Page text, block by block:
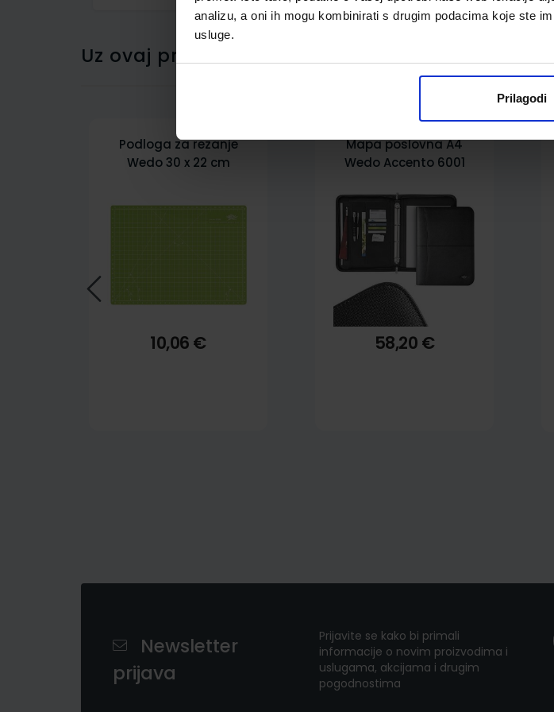
analizu, a oni ih mogu kombinirati s drugim podacima koje ste
usluge.
Prilagodi
Uz ovaj proizvod kupci su kupili i ovo…
Podloga za rezanje
Wedo 30 x 22 cm
10,06 €
Mapa poslovna A4
Wedo Accento 6001
58,20 €
Newsletter
prijava
Prijavite se kako bi primali
informacije o novim proizvodima i
uslugama, akcijama i drugim
pogodnostima